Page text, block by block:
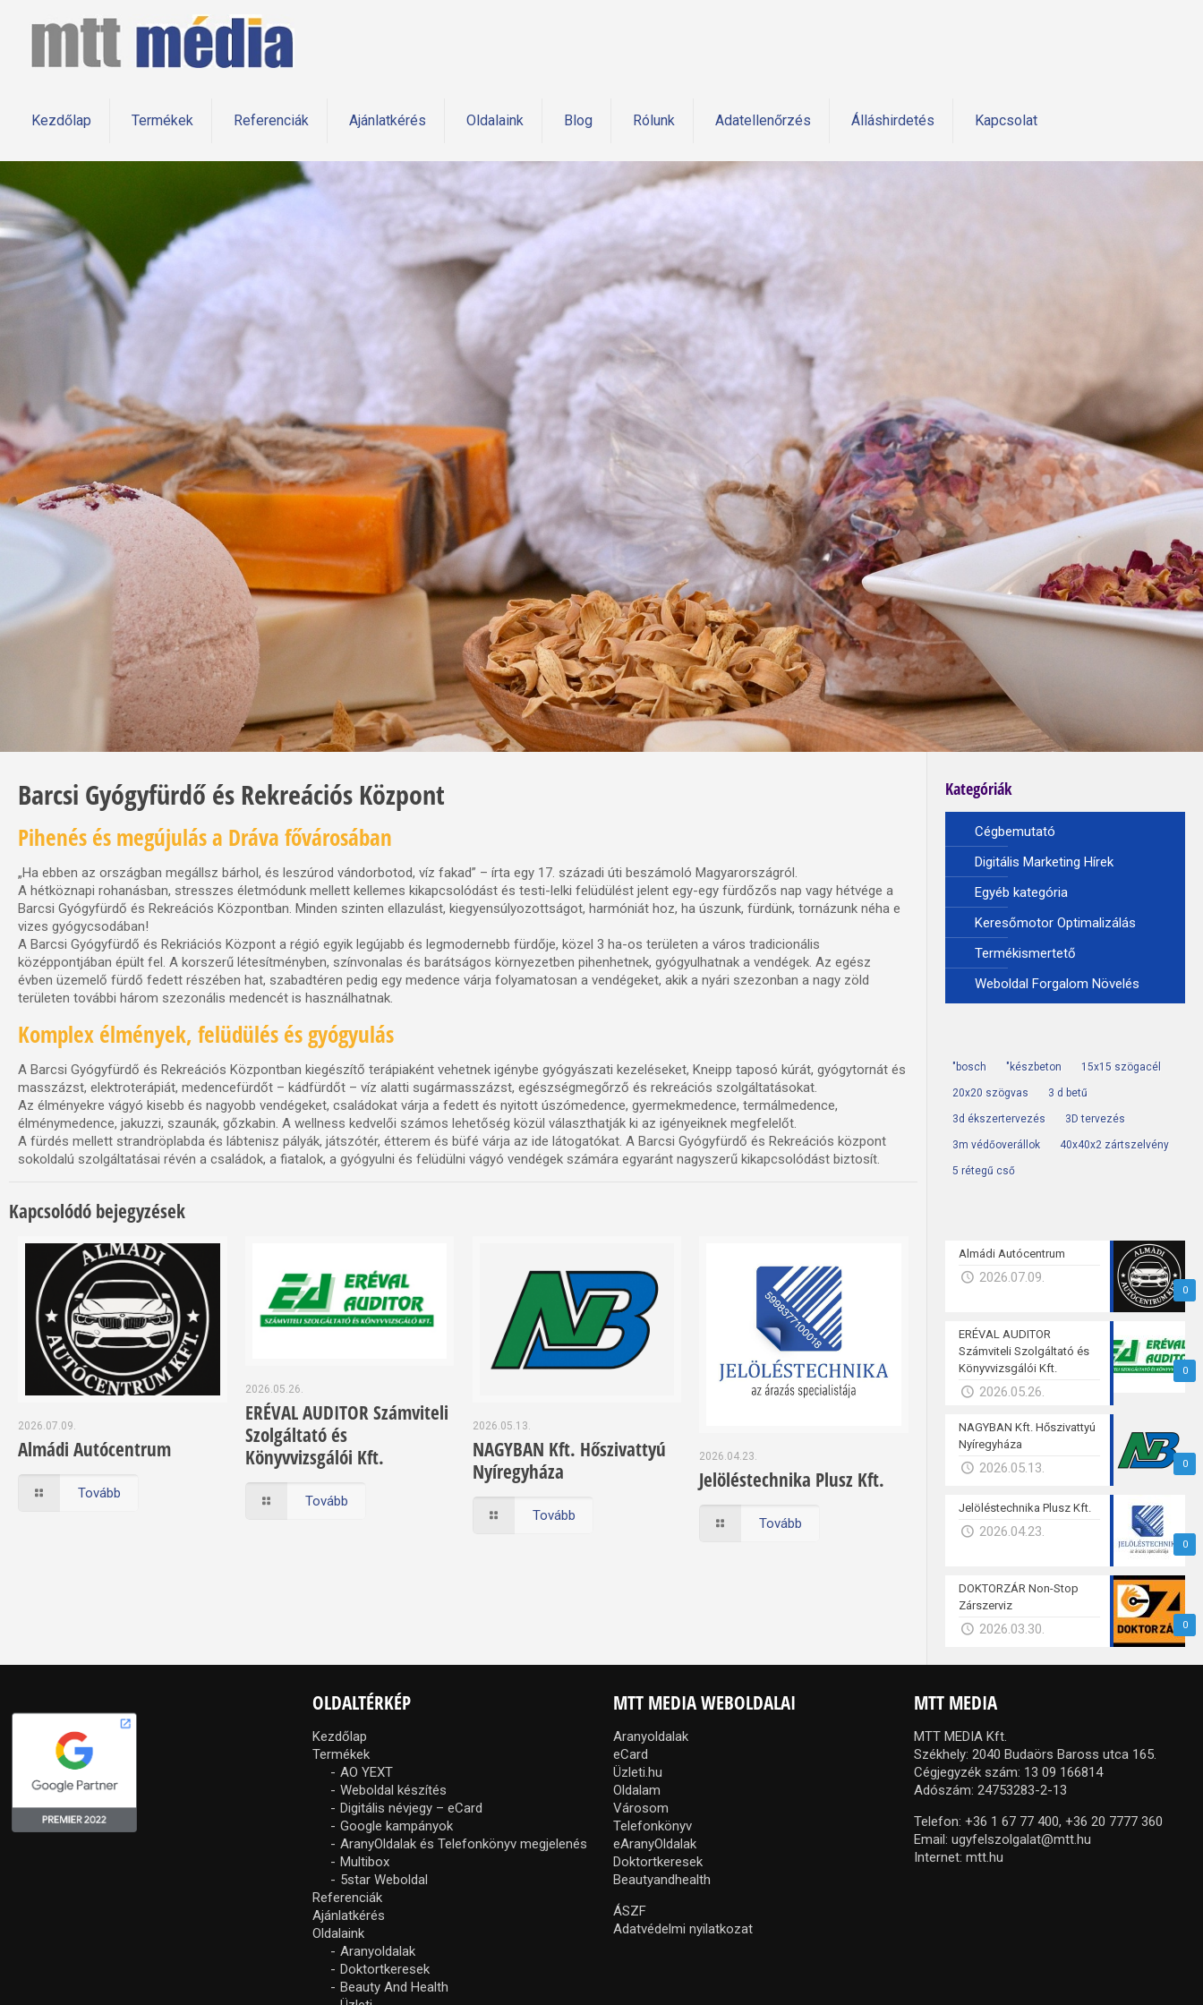
Kezdőlap Termékek Referenciák Ajánlatkérés Oldalaink Blog Rólunk Adatellenőrzés Álláshirdetés Kapcsolat
Barcsi Gyógyfürdő és Rekreációs Központ
Pihenés és megújulás a Dráva fővárosában
„Ha ebben az országban megállsz bárhol, és leszúrod vándorbotod, víz fakad” – írta egy 17. századi úti beszámoló Magyarországról.
A hétköznapi rohanásban, stresszes életmódunk mellett kellemes kikapcsolódást és testi-lelki felüdülést jelent egy-egy fürdőzős nap vagy hétvége a
Barcsi Gyógyfürdő és Rekreációs Központban. Minden szinten ellazulást, kiegyensúlyozottságot, harmóniát hoz, ha úszunk, fürdünk, tornázunk néha e
vizes gyógycsodában!
A Barcsi Gyógyfürdő és Rekriációs Központ a régió egyik legújabb és legmodernebb fürdője, közel 3 ha-os területen a város tradicionális
középpontjában épült fel. A korszerű létesítményben, színvonalas és barátságos környezetben pihenhetnek, gyógyulhatnak a vendégek. Az egész
évben üzemelő fürdő fedett részében hat, szabadtéren pedig egy medence várja folyamatosan a vendégeket, akik a nyári szezonban a nagy zöld
területen további három szezonális medencét is használhatnak.
Komplex élmények, felüdülés és gyógyulás
A Barcsi Gyógyfürdő és Rekreációs Központban kiegészítő terápiaként vehetnek igénybe gyógyászati kezeléseket, Kneipp taposó kúrát, gyógytornát és
masszázst, elektroterápiát, medencefürdőt – kádfürdőt – víz alatti sugármasszázst, egészségmegőrző és rekreációs szolgáltatásokat.
Az élményekre vágyó kisebb és nagyobb vendégeket, családokat várja a fedett és nyitott úszómedence, gyermekmedence, termálmedence,
élménymedence, jakuzzi, szaunák, gőzkabin. A wellness kedvelői számos lehetőség közül választhatják ki az igényeiknek megfelelőt.
A fürdés mellett strandröplabda és lábtenisz pályák, játszótér, étterem és büfé várja az ide látogatókat. A Barcsi Gyógyfürdő és Rekreációs központ
sokoldalú szolgáltatásai révén a családok, a fiatalok, a gyógyulni és felüdülni vágyó vendégek számára egyaránt nagyszerű kikapcsolódást biztosít.
Kapcsolódó bejegyzések
2026.07.09.
Almádi Autócentrum
Tovább
2026.05.26.
ERÉVAL AUDITOR Számviteli
Szolgáltató és
Könyvvizsgálói Kft.
Tovább
2026.05.13.
NAGYBAN Kft. Hőszivattyú
Nyíregyháza
Tovább
2026.04.23.
Jelöléstechnika Plusz Kft.
Tovább
Kategóriák
Cégbemutató
Digitális Marketing Hírek
Egyéb kategória
Keresőmotor Optimalizálás
Termékismertető
Weboldal Forgalom Növelés
"bosch "készbeton 15x15 szögacél
20x20 szögvas 3 d betű
3d ékszertervezés 3D tervezés
3m védőoverállok 40x40x2 zártszelvény
5 rétegű cső
0
Almádi Autócentrum
2026.07.09.
0
ERÉVAL AUDITOR
Számviteli Szolgáltató és
Könyvvizsgálói Kft.
2026.05.26.
0
NAGYBAN Kft. Hőszivattyú
Nyíregyháza
2026.05.13.
0
Jelöléstechnika Plusz Kft.
2026.04.23.
0
DOKTORZÁR Non-Stop
Zárszerviz
2026.03.30.
OLDALTÉRKÉP
Kezdőlap
Termékek
AO YEXT
Weboldal készítés
Digitális névjegy – eCard
Google kampányok
AranyOldalak és Telefonkönyv megjelenés
Multibox
5star Weboldal
Referenciák
Ajánlatkérés
Oldalaink
Aranyoldalak
Doktortkeresek
Beauty And Health
MTT MEDIA WEBOLDALAI
Aranyoldalak
eCard
Üzleti.hu
Oldalam
Városom
Telefonkönyv
eAranyOldalak
Doktortkeresek
Beautyandhealth
ÁSZF
Adatvédelmi nyilatkozat
MTT MEDIA
MTT MEDIA Kft.
Székhely: 2040 Budaörs Baross utca 165.
Cégjegyzék szám: 13 09 166814
Adószám: 24753283-2-13
Telefon:+36 1 67 77 400, +36 20 7777 360
Email:ugyfelszolgalat@mtt.hu
Internet:mtt.hu